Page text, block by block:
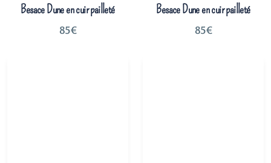
Besace Dune en cuir pailleté
85€
Besace Dune en cuir pailleté
85€